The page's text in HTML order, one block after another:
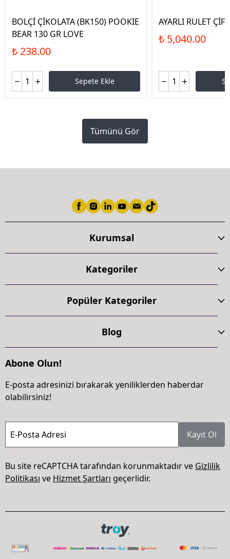
BOLÇİ ÇİKOLATA (BK150) POOKIE
BEAR 130 GR LOVE
₺ 238.00
Sepete Ekle
AYARLI RULET
₺ 5,040.00
Tümünü Gör
Kurumsal
Kategoriler
Popüler Kategoriler
Blog
Abone Olun!
E-posta adresinizi bırakarak yeniliklerden haberdar
olabilirsiniz!
E-Posta Adresi Kayıt Ol
Bu site reCAPTCHA tarafından korunmaktadır ve Gizlilik
Politikası ve Hizmet Şartları geçerlidir.